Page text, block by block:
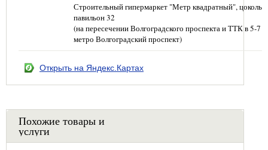
Строительный гипермаркет "Метр квадратный",
павильон 32
(на пересечении Волгоградского проспекта и ТТК в 5-7
метро Волгоградский проспект)
Открыть на Яндекс.Картах
Похожие товары и
услуги